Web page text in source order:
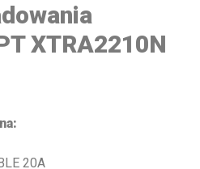
XTRA2210N
20A